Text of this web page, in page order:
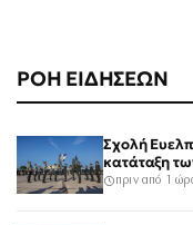
ΡΟΗ ΕΙΔΗΣΕΩΝ
Σχολή
κατάταξη
πριν από 1